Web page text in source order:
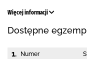
Więcej informacji
Dostępne
1.
Numer